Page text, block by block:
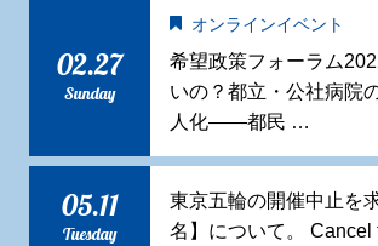
02.27
Sunday
オンラインイベント
希望政策フォーラム
いの？都立・公社病院
人化——都民 …
05.11
Tuesday
東京五輪の開催中止を
名】について。